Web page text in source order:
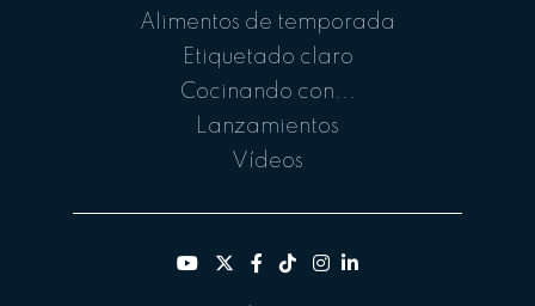
Alimentos de temporada
Etiquetado claro
Cocinando con...
Lanzamientos
Vídeos